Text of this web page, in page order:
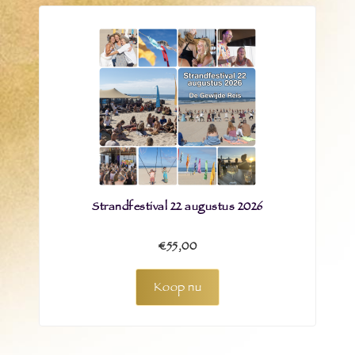
Strandfestival 22 augustus 2026
€55,00
Koop nu